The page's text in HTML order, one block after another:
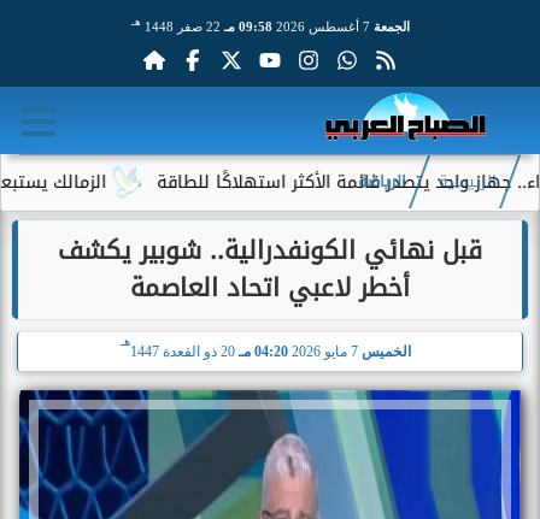
الجمعة 7 أغسطس 2026 09:58 مـ 22 صفر 1448 هـ
الزمالك يستبعد 4 لاعبين شباب من حساباته في الموسم الجديد يتصدر قائمة الأكثر استهلاكًا للطاقة
الرئيسية الرياضة
قبل نهائي الكونفدرالية.. شوبير يكشف
أخطر لاعبي اتحاد العاصمة
الخميس 7 مايو 2026 04:20 مـ 20 ذو القعدة 1447
هـ